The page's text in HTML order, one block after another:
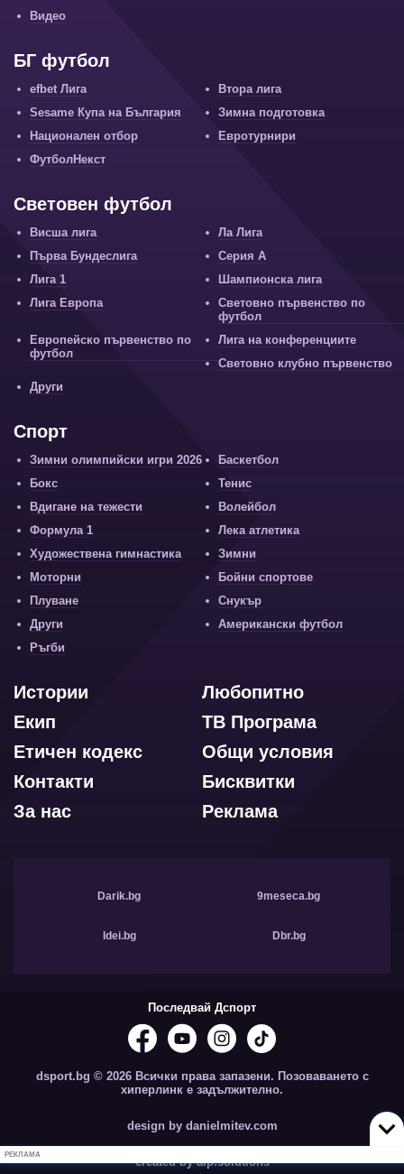
Видео
БГ футбол
efbet Лига
Втора лига
Sesame Купа на България
Зимна подготовка
Национален отбор
Евротурнири
ФутболНекст
Световен футбол
Висша лига
Ла Лига
Първа Бундеслига
Серия А
Лига 1
Шампионска лига
Лига Европа
Световно първенство по
футбол
Европейско първенство по
футбол
Лига на конференциите
Световно клубно първенство
Други
Спорт
Зимни олимпийски игри 2026
Баскетбол
Бокс
Тенис
Вдигане на тежести
Волейбол
Формула 1
Лека атлетика
Художествена гимнастика
Зимни
Моторни
Бойни спортове
Плуване
Снукър
Други
Американски футбол
Ръгби
Любопитно
Истории
ТВ Програма
Екип
Общи условия
Етичен кодекс
Бисквитки
Контакти
Реклама
За нас
Darik.bg 9meseca.bg
Idei.bg Dbr.bg
Последвай Дспорт
dsport.bg © 2026 Всички права запазени. Позоваването с
хиперлинк е задължително.
design by danielmitev.com
created by aip.solutions
РЕКЛАМА